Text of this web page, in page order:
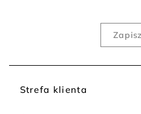
Strefa klienta